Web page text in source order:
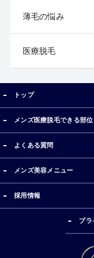
薄毛の悩み
医療脱毛
トップ
メンズ医療脱毛できる部位
よくある質問
メンズ美容メニュー
採用情報
プラ